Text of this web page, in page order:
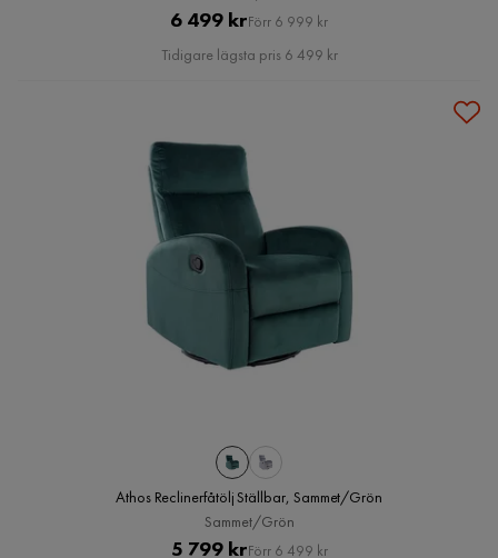
Pris
6 499 krOriginal
Pris
Förr 6 999 kr
Tidigare lägsta pris 6 499 kr
Athos Reclinerfåtölj Ställbar, Sammet/Grön
Sammet/Grön
Pris
5 799 krOriginal
Förr 6 499 kr